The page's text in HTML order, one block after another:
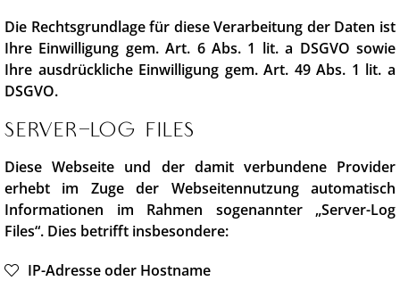
Die Rechtsgrundlage für diese Verarbeitung der Daten ist
Ihre Einwilligung gem. Art. 6 Abs. 1 lit. a DSGVO sowie
Ihre ausdrückliche Einwilligung gem. Art. 49 Abs. 1 lit. a
DSGVO.
Server-Log Files
Diese Webseite und der damit verbundene Provider
erhebt im Zuge der Webseitennutzung automatisch
Informationen im Rahmen sogenannter „Server-Log
Files“. Dies betrifft insbesondere:
IP-Adresse oder Hostname